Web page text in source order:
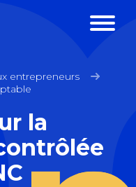
entrepreneurs
la